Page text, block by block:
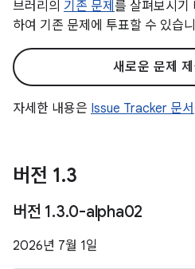
브러리의 기존 문제 를 살펴보시기
하여 기존 문제에 투표할 수 있습
새로운 문제 제
자세한 내용은 Issue Tracker 문서
버전 1.3
버전 1.3.0-alpha02
2026년 7월 1일